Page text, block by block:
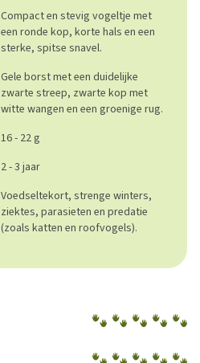
Compact en stevig vogeltje met
een ronde kop, korte hals en een
sterke, spitse snavel.
Gele borst met een duidelijke
zwarte streep, zwarte kop met
witte wangen en een groenige rug.
16 - 22 g
2 - 3 jaar
Voedseltekort, strenge winters,
ziektes, parasieten en predatie
(zoals katten en roofvogels).